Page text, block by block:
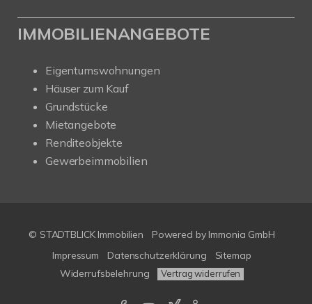
IMMOBILIENANGEBOTE
Eigentumswohnungen
Häuser zum Kauf
Grundstücke
Mietangebote
Renditeobjekte
Gewerbeimmobilien
© STADTBLICK Immobilien Powered by Immonia GmbH
Impressum
Datenschutzerklärung
Sitemap
Widerrufsbelehrung
Vertrag widerrufen